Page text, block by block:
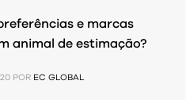
e marcas
animal de estimação?
POR EC GLOBAL